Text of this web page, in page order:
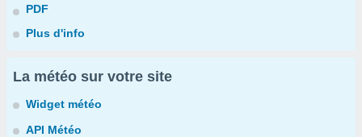
PDF
Plus d'info
La météo sur votre site
Widget météo
API Météo